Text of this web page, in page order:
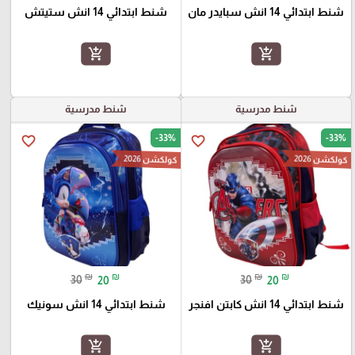
شنط ابتدائي 14 انش سبايدر مان
add_shopping_cart
شنط ابتدائي 14 انش ستيتش
add_shopping_cart
شنط مدرسية
favorite_border -33%
كولكشن 2026
30 ₪ 20 ₪
شنط ابتدائي 14 انش كابتن افنجر
add_shopping_cart
شنط مدرسية
favorite_border -33%
كولكشن 2026
30 ₪ 20 ₪
شنط ابتدائي 14 انش سونيك
add_shopping_cart